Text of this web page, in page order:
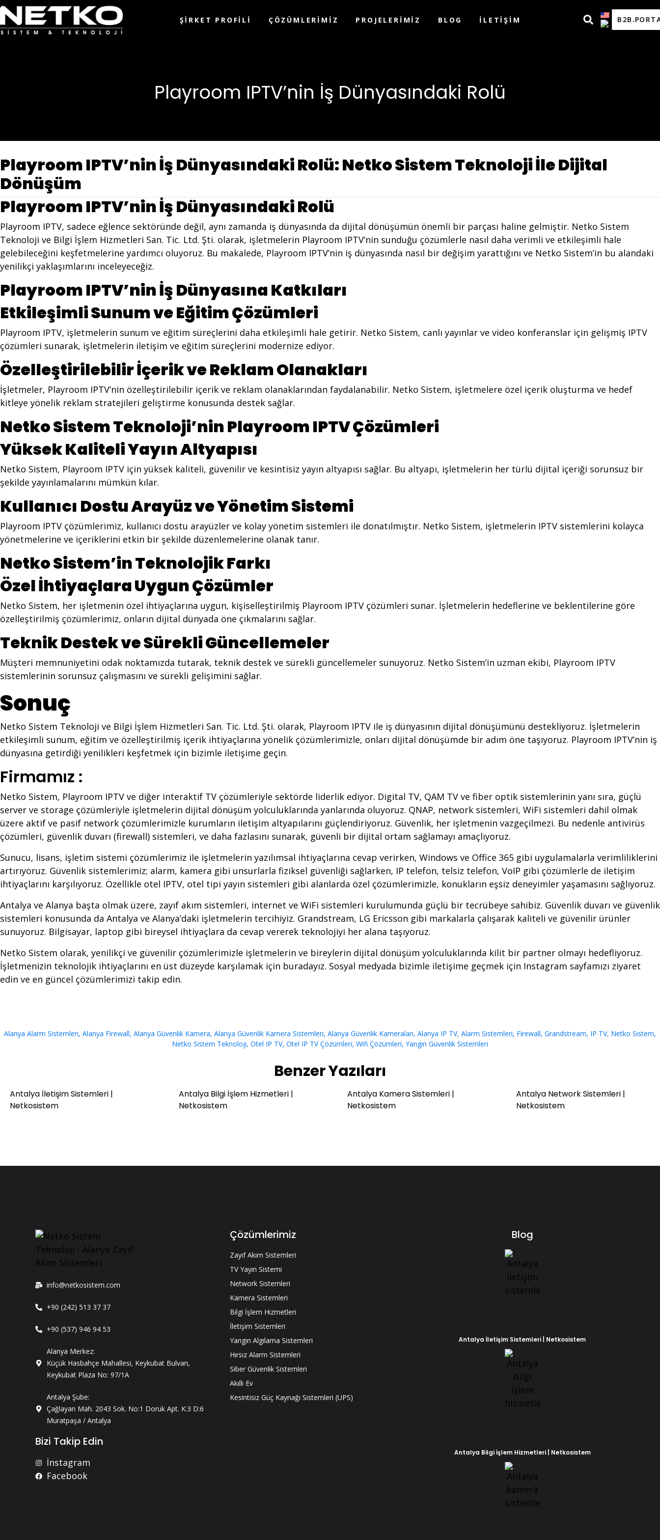
ŞIRKET PROFILI ÇÖZÜMLERIMIZ PROJELERIMIZ BLOG İLETIŞIM
Playroom IPTV’nin İş Dünyasındaki Rolü
Playroom IPTV’nin İş Dünyasındaki Rolü: Netko Sistem Teknoloji İle Dijital
Dönüşüm
Playroom IPTV’nin İş Dünyasındaki Rolü
Playroom IPTV, sadece eğlence sektöründe değil, aynı zamanda iş dünyasında da dijital dönüşümün önemli bir parçası haline gelmiştir. Netko Sistem
Teknoloji ve Bilgi İşlem Hizmetleri San. Tic. Ltd. Şti. olarak, işletmelerin Playroom IPTV’nin sunduğu çözümlerle nasıl daha verimli ve etkileşimli hale
gelebileceğini keşfetmelerine yardımcı oluyoruz. Bu makalede, Playroom IPTV’nin iş dünyasında nasıl bir değişim yarattığını ve Netko Sistem’in bu alandaki
yenilikçi yaklaşımlarını inceleyeceğiz.
Playroom IPTV’nin İş Dünyasına Katkıları
Etkileşimli Sunum ve Eğitim Çözümleri
Playroom IPTV, işletmelerin sunum ve eğitim süreçlerini daha etkileşimli hale getirir. Netko Sistem, canlı yayınlar ve video konferanslar için gelişmiş IPTV
çözümleri sunarak, işletmelerin iletişim ve eğitim süreçlerini modernize ediyor.
Özelleştirilebilir İçerik ve Reklam Olanakları
İşletmeler, Playroom IPTV’nin özelleştirilebilir içerik ve reklam olanaklarından faydalanabilir. Netko Sistem, işletmelere özel içerik oluşturma ve hedef
kitleye yönelik reklam stratejileri geliştirme konusunda destek sağlar.
Netko Sistem Teknoloji’nin Playroom IPTV Çözümleri
Yüksek Kaliteli Yayın Altyapısı
Netko Sistem, Playroom IPTV için yüksek kaliteli, güvenilir ve kesintisiz yayın altyapısı sağlar. Bu altyapı, işletmelerin her türlü dijital içeriği sorunsuz bir
şekilde yayınlamalarını mümkün kılar.
Kullanıcı Dostu Arayüz ve Yönetim Sistemi
Playroom IPTV çözümlerimiz, kullanıcı dostu arayüzler ve kolay yönetim sistemleri ile donatılmıştır. Netko Sistem, işletmelerin IPTV sistemlerini kolayca
yönetmelerine ve içeriklerini etkin bir şekilde düzenlemelerine olanak tanır.
Netko Sistem’in Teknolojik Farkı
Özel İhtiyaçlara Uygun Çözümler
Netko Sistem, her işletmenin özel ihtiyaçlarına uygun, kişiselleştirilmiş Playroom IPTV çözümleri sunar. İşletmelerin hedeflerine ve beklentilerine göre
özelleştirilmiş çözümlerimiz, onların dijital dünyada öne çıkmalarını sağlar.
Teknik Destek ve Sürekli Güncellemeler
Müşteri memnuniyetini odak noktamızda tutarak, teknik destek ve sürekli güncellemeler sunuyoruz. Netko Sistem’in uzman ekibi, Playroom IPTV
sistemlerinin sorunsuz çalışmasını ve sürekli gelişimini sağlar.
Sonuç
Netko Sistem Teknoloji ve Bilgi İşlem Hizmetleri San. Tic. Ltd. Şti. olarak, Playroom IPTV ile iş dünyasının dijital dönüşümünü destekliyoruz. İşletmelerin
etkileşimli sunum, eğitim ve özelleştirilmiş içerik ihtiyaçlarına yönelik çözümlerimizle, onları dijital dönüşümde bir adım öne taşıyoruz. Playroom IPTV’nin iş
dünyasına getirdiği yenilikleri keşfetmek için bizimle iletişime geçin.
Firmamız :
Netko Sistem, Playroom IPTV ve diğer interaktif TV çözümleriyle sektörde liderlik ediyor. Digital TV, QAM TV ve fiber optik sistemlerinin yanı sıra, güçlü
server ve storage çözümleriyle işletmelerin dijital dönüşüm yolculuklarında yanlarında oluyoruz. QNAP, network sistemleri, WiFi sistemleri dahil olmak
üzere aktif ve pasif network çözümlerimizle kurumların iletişim altyapılarını güçlendiriyoruz. Güvenlik, her işletmenin vazgeçilmezi. Bu nedenle antivirüs
çözümleri, güvenlik duvarı (firewall) sistemleri, ve daha fazlasını sunarak, güvenli bir dijital ortam sağlamayı amaçlıyoruz.
Sunucu, lisans, işletim sistemi çözümlerimiz ile işletmelerin yazılımsal ihtiyaçlarına cevap verirken, Windows ve Office 365 gibi uygulamalarla verimliliklerini
artırıyoruz. Güvenlik sistemlerimiz; alarm, kamera gibi unsurlarla fiziksel güvenliği sağlarken, IP telefon, telsiz telefon, VoIP gibi çözümlerle de iletişim
ihtiyaçlarını karşılıyoruz. Özellikle otel IPTV, otel tipi yayın sistemleri gibi alanlarda özel çözümlerimizle, konukların eşsiz deneyimler yaşamasını sağlıyoruz.
Antalya ve Alanya başta olmak üzere, zayıf akım sistemleri, internet ve WiFi sistemleri kurulumunda güçlü bir tecrübeye sahibiz. Güvenlik duvarı ve güvenlik
sistemleri konusunda da Antalya ve Alanya’daki işletmelerin tercihiyiz. Grandstream, LG Ericsson gibi markalarla çalışarak kaliteli ve güvenilir ürünler
sunuyoruz. Bilgisayar, laptop gibi bireysel ihtiyaçlara da cevap vererek teknolojiyi her alana taşıyoruz.
Netko Sistem olarak, yenilikçi ve güvenilir çözümlerimizle işletmelerin ve bireylerin dijital dönüşüm yolculuklarında kilit bir partner olmayı hedefliyoruz.
İşletmenizin teknolojik ihtiyaçlarını en üst düzeyde karşılamak için buradayız. Sosyal medyada bizimle iletişime geçmek için Instagram sayfamızı ziyaret
edin ve en güncel çözümlerimizi takip edin.
Alanya Alarm Sistemleri, Alanya Firewall, Alanya Güvenlik Kamera, Alanya Güvenlik Kamera Sistemleri, Alanya Güvenlik Kameraları, Alanya IP TV, Alarm Sistemleri, Firewall, Grandstream, IP TV, Netko Sistem,
Netko Sistem Teknoloji, Otel IP TV, Otel IP TV Çözümleri, Wifi Çözümleri, Yangın Güvenlik Sistemleri
Benzer Yazıları
Antalya İletişim Sistemleri |
Netkosistem
Antalya Bilgi İşlem Hizmetleri |
Netkosistem
Antalya Kamera Sistemleri |
Netkosistem
Antalya Network Sistemleri |
Netkosistem
info@netkosistem.com
+90 (242) 513 37 37
+90 (537) 946 94 53
Alanya Merkez:
Küçük Hasbahçe Mahallesi, Keykubat Bulvarı,
Keykubat Plaza No: 97/1A
Antalya Şube:
Çağlayan Mah. 2043 Sok. No:1 Doruk Apt. K:3 D:6
Muratpaşa / Antalya
Bizi Takip Edin
İnstagram
Facebook
Çözümlerimiz
Zayıf Akım Sistemleri
TV Yayın Sistemi
Network Sistemleri
Kamera Sistemleri
Bilgi İşlem Hizmetleri
İletişim Sistemleri
Yangın Algılama Sistemleri
Hırsız Alarm Sistemleri
Siber Güvenlik Sistemleri
Akıllı Ev
Kesintisiz Güç Kaynağı Sistemleri (UPS)
Blog
Antalya İletişim Sistemleri | Netkosistem
Antalya Bilgi İşlem Hizmetleri | Netkosistem